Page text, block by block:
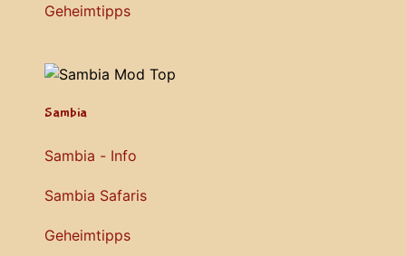
Geheimtipps
Sambia
Sambia - Info
Sambia Safaris
Geheimtipps